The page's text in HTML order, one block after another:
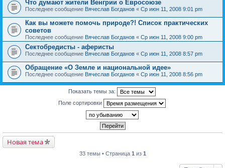
Что думают жители Венгрии о Евросоюзе
Последнее сообщение Вячеслав Богданов « Ср июн 11, 2008 9:01 pm
Как вы можете помочь природе?! Список практических
советов
Последнее сообщение Вячеслав Богданов « Ср июн 11, 2008 9:00 pm
Сектобредисты - аферисты
Последнее сообщение Вячеслав Богданов « Ср июн 11, 2008 8:57 pm
Обращение «О Земле и национальной идее»
Последнее сообщение Вячеслав Богданов « Ср июн 11, 2008 8:56 pm
Показать темы за:
Поле сортировки
Новая тема
33 темы • Страница 1 из 1